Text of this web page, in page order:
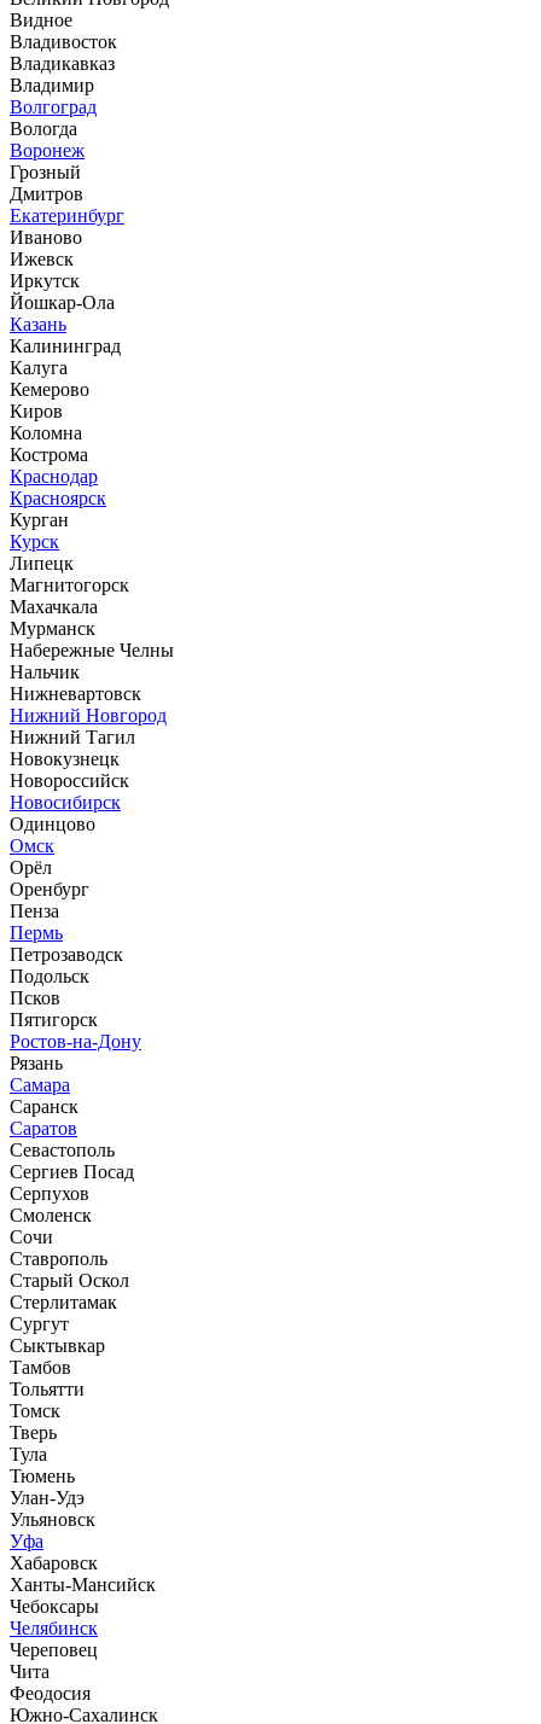
Видное
Владивосток
Владикавказ
Владимир
Волгоград
Вологда
Воронеж
Грозный
Дмитров
Екатеринбург
Иваново
Ижевск
Иркутск
Йошкар-Ола
Казань
Калининград
Калуга
Кемерово
Киров
Коломна
Кострома
Краснодар
Красноярск
Курган
Курск
Липецк
Магнитогорск
Махачкала
Мурманск
Набережные Челны
Нальчик
Нижневартовск
Нижний Новгород
Нижний Тагил
Новокузнецк
Новороссийск
Новосибирск
Одинцово
Омск
Орёл
Оренбург
Пенза
Пермь
Петрозаводск
Подольск
Псков
Пятигорск
Ростов-на-Дону
Рязань
Самара
Саранск
Саратов
Севастополь
Сергиев Посад
Серпухов
Смоленск
Сочи
Ставрополь
Старый Оскол
Стерлитамак
Сургут
Сыктывкар
Тамбов
Тольятти
Томск
Тверь
Тула
Тюмень
Улан-Удэ
Ульяновск
Уфа
Хабаровск
Ханты-Мансийск
Чебоксары
Челябинск
Череповец
Чита
Феодосия
Южно-Сахалинск